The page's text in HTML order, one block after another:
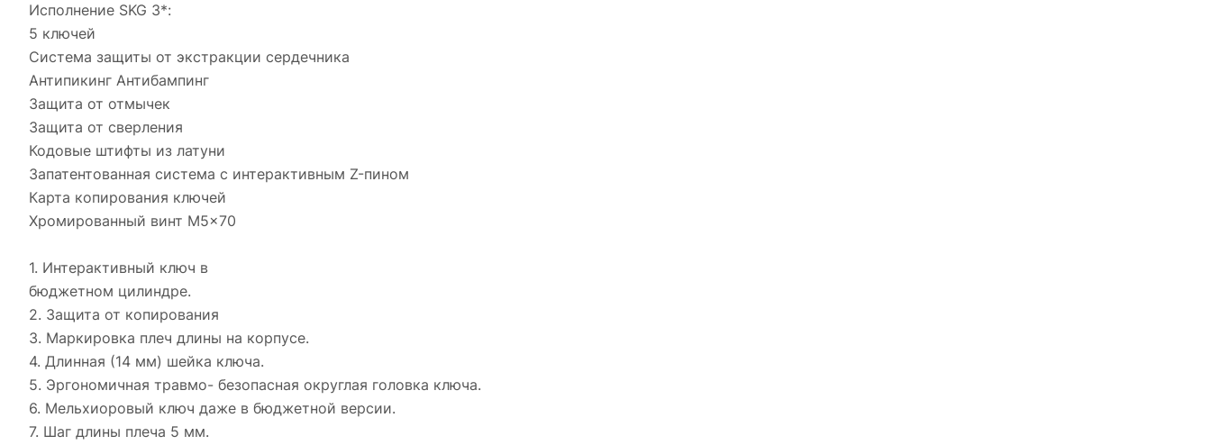
Исполнение SKG 3*:
5 ключей
Система защиты от экстракции сердечника
Антипикинг Антибампинг
Защита от отмычек
Защита от сверления
Кодовые штифты из латуни
Запатентованная система с интерактивным Z-пином
Карта копирования ключей
Хромированный винт M5x70
1. Интерактивный ключ в
бюджетном цилиндре.
2. Защита от копирования
3. Маркировка плеч длины на корпусе.
4. Длинная (14 мм) шейка ключа.
5. Эргономичная травмо- безопасная округлая головка ключа.
6. Мельхиоровый ключ даже в бюджетной версии.
7. Шаг длины плеча 5 мм.